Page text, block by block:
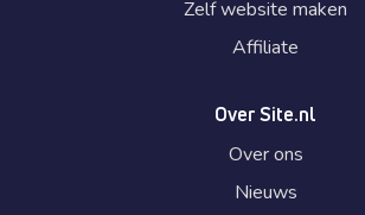
Zelf website maken
Affiliate
Over Site.nl
Over ons
Nieuws